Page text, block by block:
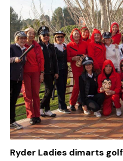
Ryder Ladies dimarts golf